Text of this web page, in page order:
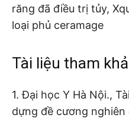
răng đã điều trị tủy,
loại phủ ceramage
Tài liệu tham
1. Đại học Y Hà Nội.,
dựng đề cương